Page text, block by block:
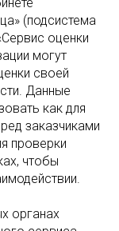
(подсистема
оценки
могут
своей
Данные
как для
заказчиками
проверки
чтобы
органах